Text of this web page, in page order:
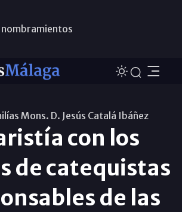
nombramientos
Mons. D. Jesús Catalá Ibáñez
con los
de catequistas
de las